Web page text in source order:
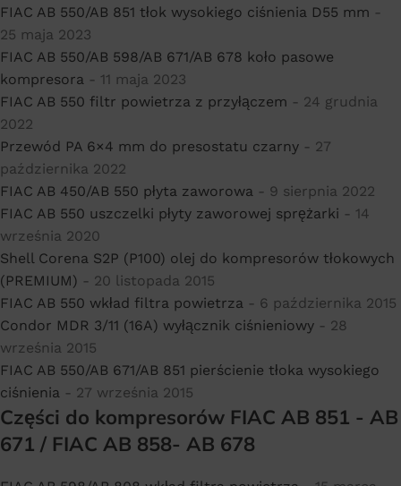
FIAC AB 550/AB 851 tłok wysokiego ciśnienia D55 mm -
25 maja 2023
FIAC AB 550/AB 598/AB 671/AB 678 koło pasowe
kompresora - 11 maja 2023
FIAC AB 550 filtr powietrza z przyłączem - 24 grudnia
2022
Przewód PA 6×4 mm do presostatu czarny - 27
października 2022
FIAC AB 450/AB 550 płyta zaworowa - 9 sierpnia 2022
FIAC AB 550 uszczelki płyty zaworowej sprężarki - 14
września 2020
Shell Corena S2P (P100) olej do kompresorów tłokowych
(PREMIUM) - 20 listopada 2015
FIAC AB 550 wkład filtra powietrza - 6 października 2015
Condor MDR 3/11 (16A) wyłącznik ciśnieniowy - 28
września 2015
FIAC AB 550/AB 671/AB 851 pierścienie tłoka wysokiego
ciśnienia - 27 września 2015
Części do kompresorów FIAC AB 851 - AB
671 / FIAC AB 858- AB 678